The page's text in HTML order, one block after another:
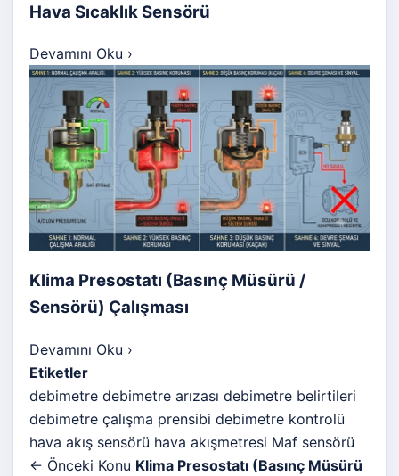
Hava Sıcaklık Sensörü
Devamını Oku ›
Klima Presostatı (Basınç Müsürü /
Sensörü) Çalışması
Devamını Oku ›
Etiketler
debimetre debimetre arızası debimetre belirtileri
debimetre çalışma prensibi debimetre kontrolü
hava akış sensörü hava akışmetresi Maf sensörü
← Önceki Konu Klima Presostatı (Basınç Müsürü